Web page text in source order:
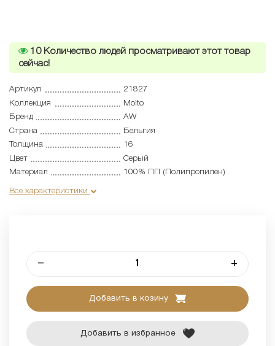
10Количество людей просматривают этот товар
сейчас!
Артикул
21827
Коллекция
Molto
Бренд
AW
Страна
Бельгия
Толщина
16
Цвет
Серый
Материал
100% ПП (Полипропилен)
Все характеристики
– +
Добавить в козину
Добавить в избранное